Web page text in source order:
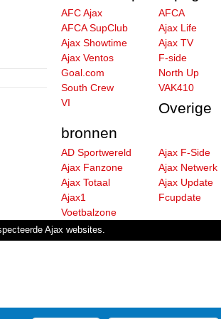
AFC Ajax
AFCA
AFCA SupClub
Ajax Life
Ajax Showtime
Ajax TV
Ajax Ventos
F-side
Goal.com
North Up
South Crew
VAK410
VI
Overige
bronnen
AD Sportwereld
Ajax F-Side
Ajax Fanzone
Ajax Netwerk
Ajax Totaal
Ajax Update
Ajax1
Fcupdate
Voetbalzone
Ajax websites.